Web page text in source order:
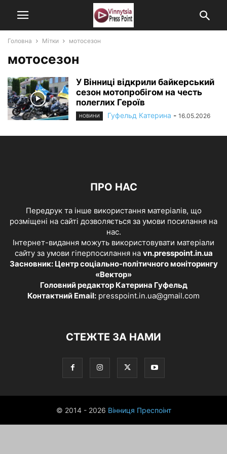
Головна Мітки мотосезон
мотосезон
У Вінниці відкрили байкерський
сезон мотопробігом на честь
полеглих Героїв
НОВИНИ Гуфельд Катерина - 16.05.2026
ПРО НАС
Передрук та інше використання матеріалів, що
розміщені на сайті дозволяється за умови посилання на
нас.
Інтернет-видання можуть використовувати матеріали
сайту за умови гіперпосилання на vn.presspoint.in.ua
Засновник: Центр соціально-політичного моніторингу
«Вектор»
Головний редактор Катерина Гуфельд
Контактний Email: presspoint.in.ua@gmail.com
СТЕЖТЕ ЗА НАМИ
© 2014 - 2026 Вінниця Преспоінт